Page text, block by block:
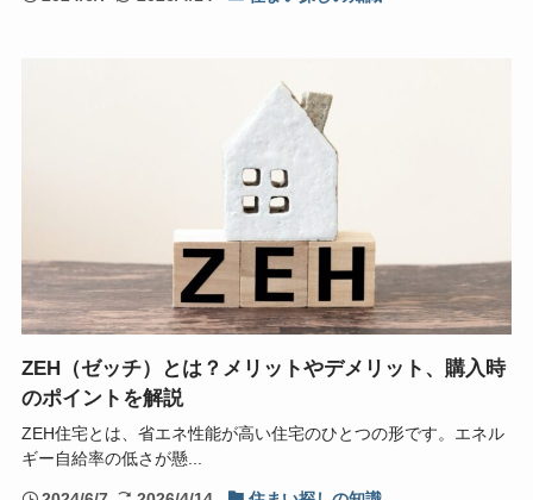
ZEH（ゼッチ）とは？メリットやデメリット、購入時
のポイントを解説
ZEH住宅とは、省エネ性能が高い住宅のひとつの形です。エネル
ギー自給率の低さが懸...